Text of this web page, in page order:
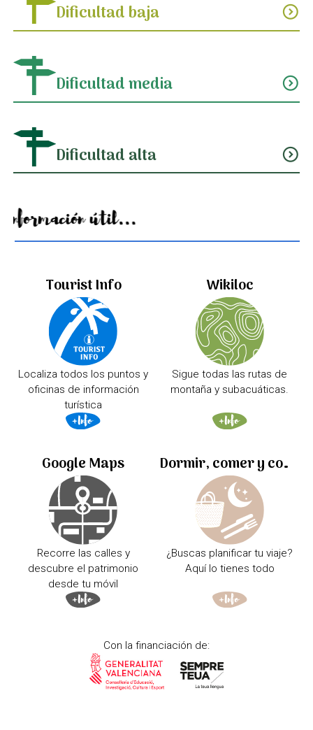
Dificultad baja expand_circle_down
Dificultad media expand_circle_down
Dificultad alta expand_circle_down
Información útil...
Tourist Info
Localiza todos los puntos y
oficinas de información
turística
Wikiloc
Sigue todas las rutas de
montaña y subacuáticas.
Google Maps
Recorre las calles y
descubre el patrimonio
desde tu móvil
Dormir, comer y comprar
¿Buscas planificar tu viaje?
Aquí lo tienes todo
Con la financiación de: